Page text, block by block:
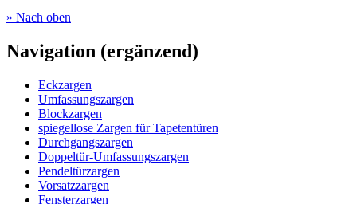
» Nach oben
Navigation (ergänzend)
Eckzargen
Umfassungszargen
Blockzargen
spiegellose Zargen für Tapetentüren
Durchgangszargen
Doppeltür-Umfassungszargen
Pendeltürzargen
Vorsatzzargen
Fensterzargen